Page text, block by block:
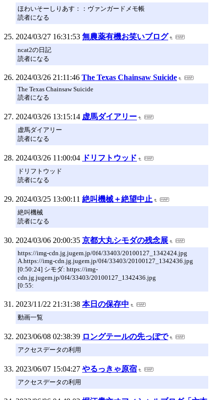
ほわいそーしりあす：：ヴァンガードメモ帳
読者になる
2024/03/27 16:31:53 無農薬有機お笑いブログ
ncat2の日記
読者になる
2024/03/26 21:11:46 The Texas Chainsaw Suicide
The Texas Chainsaw Suicide
読者になる
2024/03/26 13:15:14 虚馬ダイアリー
虚馬ダイアリー
読者になる
2024/03/26 11:00:04 ドリフトウッド
ドリフトウッド
読者になる
2024/03/25 13:00:11 絶叫機械＋絶望中止
絶叫機械
読者になる
2024/03/06 20:00:35 京都大丸シモダの残念展
https://img-cdn.jg.jugem.jp/0f4/33403/20100127_1342424.jpg
A.https://img-cdn.jg.jugem.jp/0f4/33403/20100127_1342436.jpg
[0:50:24] シモダ: https://img-
cdn.jg.jugem.jp/0f4/33403/20100127_1342436.jpg
[0:55:
2023/11/22 21:31:38 本日の保存中
動画一覧
2023/06/08 02:38:39 ロングテールの先っぽで
アクセスデータの利用
2023/06/07 15:04:27 やるっきゃ原宿
アクセスデータの利用